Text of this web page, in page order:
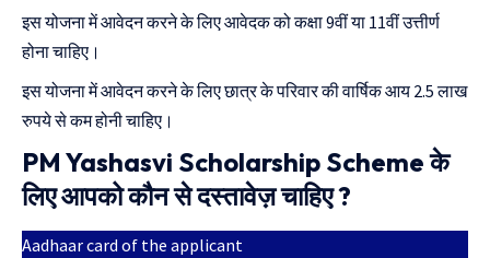
इस योजना में आवेदन करने के लिए आवेदक को कक्षा 9वीं या 11वीं उत्तीर्ण
होना चाहिए।
इस योजना में आवेदन करने के लिए छात्र के परिवार की वार्षिक आय 2.5 लाख
रुपये से कम होनी चाहिए।
PM Yashasvi Scholarship Scheme के
लिए आपको कौन से दस्तावेज़ चाहिए ?
Aadhaar card of the applicant